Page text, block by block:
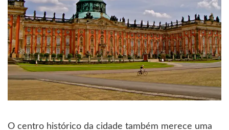
O centro histórico da cidade também merece uma